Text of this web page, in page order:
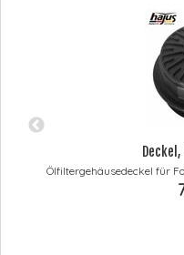
Ölfiltergehäusedeckel für